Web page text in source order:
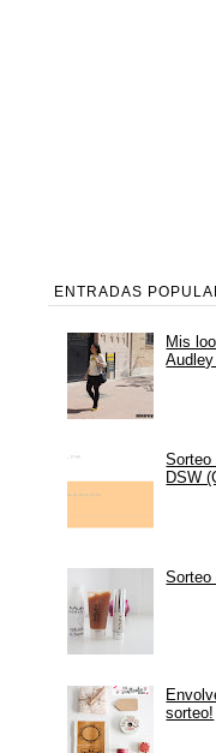
ENTRADAS
Mis
Sorteo
DSW
Sorteo
sorteo!